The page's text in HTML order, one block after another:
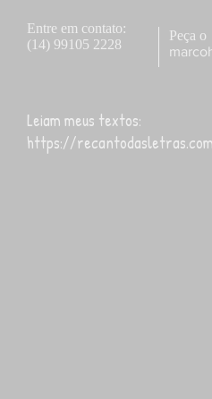
Entre em contato:
(14) 99105 2228
Peça
Leiam meus textos:
https://